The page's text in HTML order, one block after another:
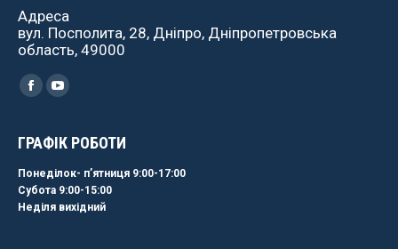
Адреса
вул. Посполита, 28, Дніпро, Дніпропетровська
область, 49000
Найдите нас:
Facebook
YouTube
ГРАФІК РОБОТИ
Понеділок- пʼятниця 9:00-17:00
Субота 9:00-15:00
Неділя вихідний